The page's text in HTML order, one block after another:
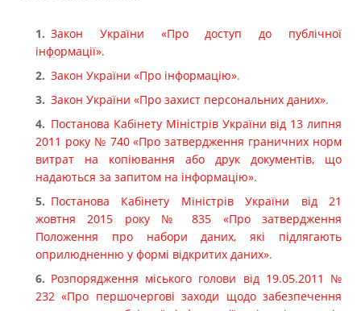
Закон України «Про доступ до публічної
інформації».
Закон України «Про інформацію».
Закон України «Про захист персональних даних».
Постанова Кабінету Міністрів України від 13 липня
2011 року № 740 «Про затвердження граничних норм
витрат на копіювання або друк документів, що
надаються за запитом на інформацію».
Постанова Кабінету Міністрів України від 21
жовтня 2015 року № 835 «Про затвердження
Положення про набори даних, які підлягають
оприлюдненню у формі відкритих даних».
Розпорядження міського голови від 19.05.2011 №
232 «Про першочергові заходи щодо забезпечення